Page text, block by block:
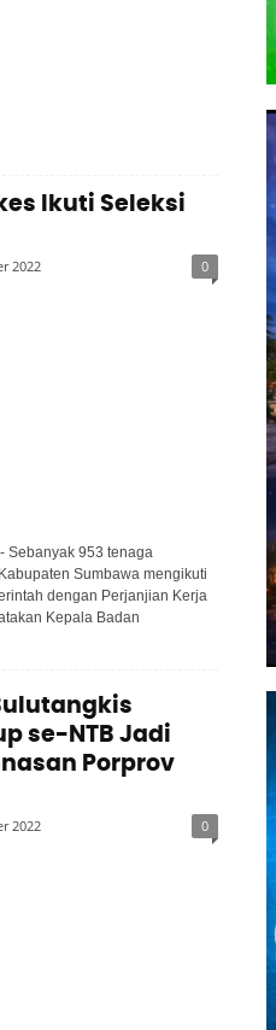
Ikuti Seleksi
2022 0
Sebanyak 953 tenaga
Sumbawa mengikuti
dengan Perjanjian Kerja
Kepala Badan
se-NTB Jadi
Porprov
2022 0